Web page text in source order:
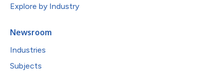
Explore by Industry
Newsroom
Industries
Subjects